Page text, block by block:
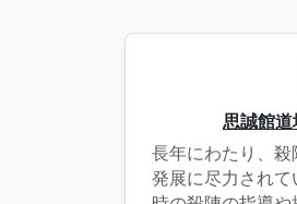
思誠館道
長年にわたり、殺
発展に尽力され